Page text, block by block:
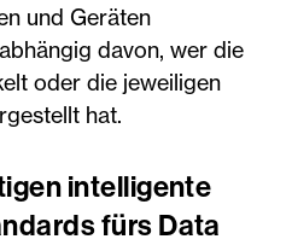
und Geräten
davon, wer die
oder die jeweiligen
hat.
intelligente
fürs Data